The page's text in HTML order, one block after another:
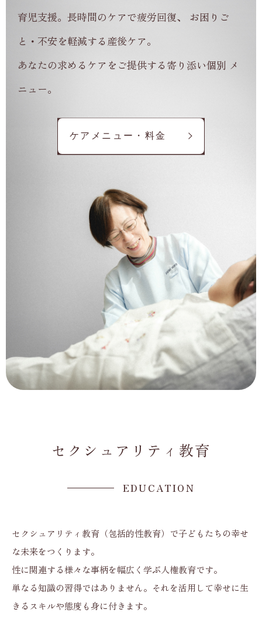
育児支援。長時間のケアで疲労回復、 お困りご
と・不安を軽減する産後ケア。
あなたの求めるケアをご提供する寄り添い個別 メ
ニュー。
ケアメニュー・料金
セクシュアリティ教育
EDUCATION
セクシュアリティ教育（包括的性教育）で子どもたちの幸せ
な未来をつくります。
性に関連する様々な事柄を幅広く学ぶ人権教育です。
単なる知識の習得ではありません。それを活用して幸せに生
きるスキルや態度も身に付きます。